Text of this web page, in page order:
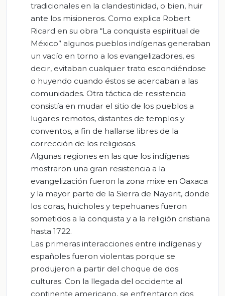
tradicionales en la clandestinidad, o bien, huir
ante los misioneros. Como explica Robert
Ricard en su obra “La conquista espiritual de
México” algunos pueblos indígenas generaban
un vacío en torno a los evangelizadores, es
decir, evitaban cualquier trato escondiéndose
o huyendo cuando éstos se acercaban a las
comunidades. Otra táctica de resistencia
consistía en mudar el sitio de los pueblos a
lugares remotos, distantes de templos y
conventos, a fin de hallarse libres de la
corrección de los religiosos.
Algunas regiones en las que los indígenas
mostraron una gran resistencia a la
evangelización fueron la zona mixe en Oaxaca
y la mayor parte de la Sierra de Nayarit, donde
los coras, huicholes y tepehuanes fueron
sometidos a la conquista y a la religión cristiana
hasta 1722.
Las primeras interacciones entre indígenas y
españoles fueron violentas porque se
produjeron a partir del choque de dos
culturas. Con la llegada del occidente al
continente americano, se enfrentaron dos